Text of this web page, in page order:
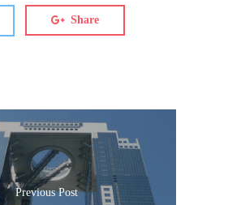
Share
Previous Post